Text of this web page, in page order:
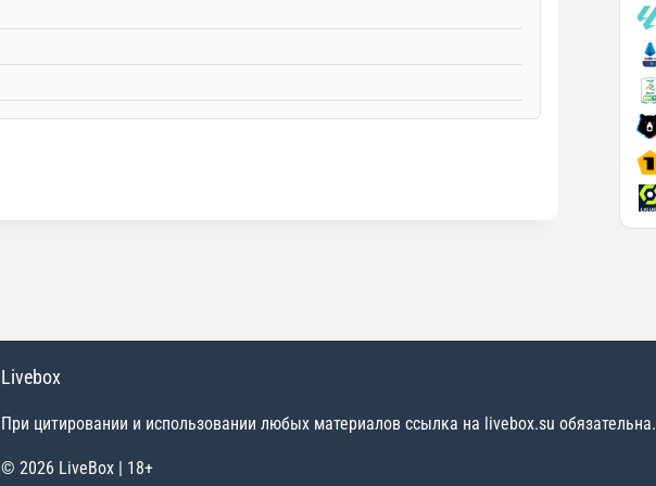
Livebox
При цитировании и использовании любых материалов ссылка на livebox.su обязательна.
© 2026 LiveBox | 18+